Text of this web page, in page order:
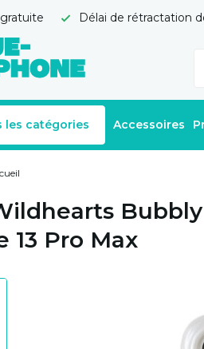
Délai de rétractation
les catégories Accessoires
13 Pro Max